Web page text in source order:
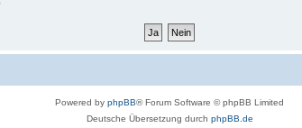
Powered by phpBB® Forum Software © phpBB Limited
Deutsche Übersetzung durch phpBB.de